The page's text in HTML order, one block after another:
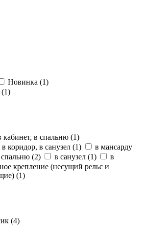
Новинка (1)
(1)
кабинет, в спальню (1)
в коридор, в санузел (1)
в мансарду
(2) в санузел (1)
в
крепление (несущий рельс и
(1)
(4)